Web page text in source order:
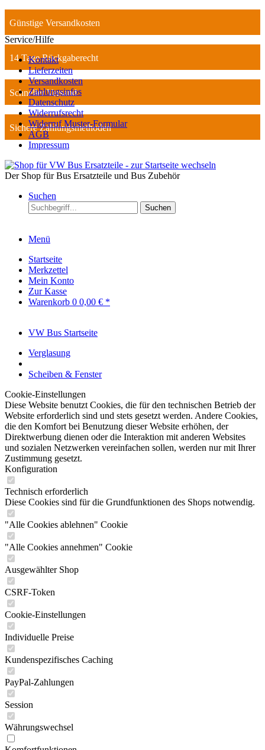
Günstige Versandkosten
14 Tage Rückgaberecht
Schneller Versand
Sichere Zahlungsmethoden
Service/Hilfe
Kontakt
Lieferzeiten
Versandkosten
Zahlungsinfos
Datenschutz
Widerrufsrecht
Widerruf Muster-Formular
AGB
Impressum
Der Shop für Bus Ersatzteile und Bus Zubehör
Suchen
Suchen
Menü
Startseite
Merkzettel
Mein Konto
Zur Kasse
Warenkorb 0 0,00 € *
VW Bus Startseite
Verglasung
Scheiben & Fenster
Cookie-Einstellungen
Diese Website benutzt Cookies, die für den technischen Betrieb der
Website erforderlich sind und stets gesetzt werden. Andere Cookies,
die den Komfort bei Benutzung dieser Website erhöhen, der
Direktwerbung dienen oder die Interaktion mit anderen Websites
und sozialen Netzwerken vereinfachen sollen, werden nur mit Ihrer
Zustimmung gesetzt.
Konfiguration
Technisch erforderlich
Diese Cookies sind für die Grundfunktionen des Shops notwendig.
"Alle Cookies ablehnen" Cookie
"Alle Cookies annehmen" Cookie
Ausgewählter Shop
CSRF-Token
Cookie-Einstellungen
Individuelle Preise
Kundenspezifisches Caching
PayPal-Zahlungen
Session
Währungswechsel